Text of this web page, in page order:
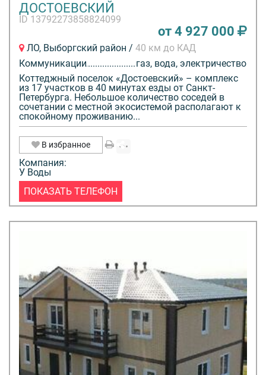
ДОСТОЕВСКИЙ
ID 13792273858824099
от 4 927 000
ЛО, Выборгский район / 40 км до КАД
Коммуникации
газ, вода, электричество
Коттеджный поселок «Достоевский» – комплекс
из 17 участков в 40 минутах езды от Санкт-
Петербурга. Небольшое количество соседей в
сочетании с местной экосистемой располагают к
спокойному проживанию...
В избранное
Компания:
У Воды
ПОКАЗАТЬ ТЕЛЕФОН